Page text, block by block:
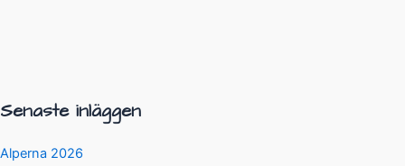
Senaste inläggen
Alperna 2026